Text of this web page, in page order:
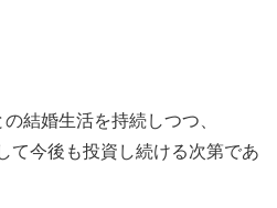
結婚生活を持続しつつ、
て今後も投資し続ける次第であ